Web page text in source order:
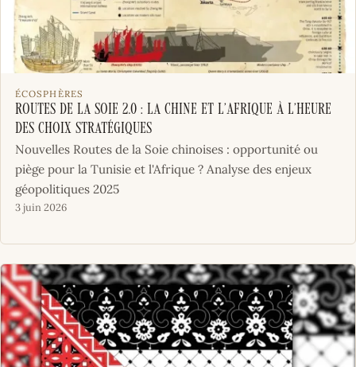
ÉCOSPHÈRES
Routes de la soie 2.0 : la Chine et l’Afrique à l’heure
des choix stratégiques
Nouvelles Routes de la Soie chinoises : opportunité ou
piège pour la Tunisie et l'Afrique ? Analyse des enjeux
géopolitiques 2025
3 juin 2026